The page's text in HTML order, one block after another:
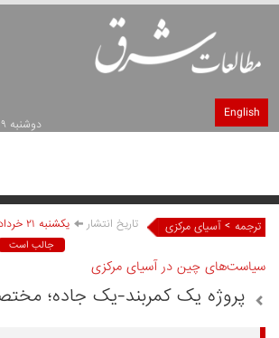
English
دوشنبه ۱۹ مرداد ۱۴۰۵ ساعت: ۲۲:۵۶
ترجمه > آسیای مرکزی تاریخ انتشار يکشنبه ۲۱ خرداد ۱۳۹۶ ساعت ۰۹:۵۹
جالب است
سیاست‌های چین در آسیای مرکزی
پروژه یک کمربند-یک جاده؛